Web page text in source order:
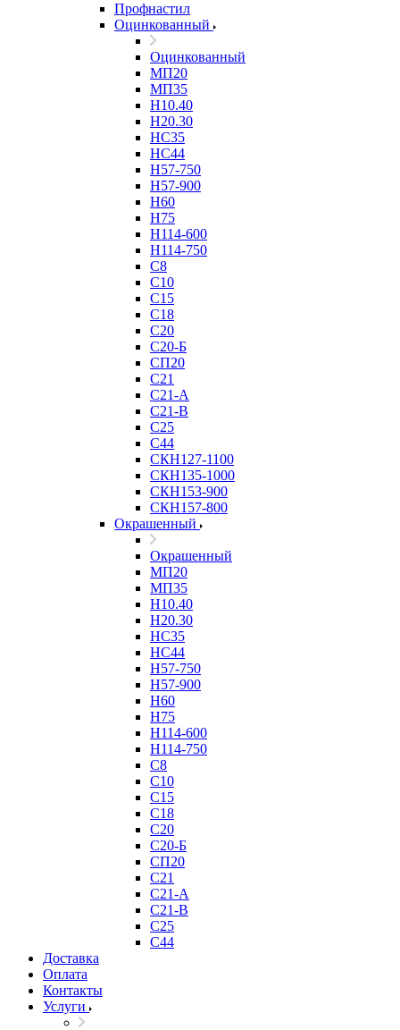
Профнастил
Оцинкованный
Оцинкованный
МП20
МП35
Н10.40
Н20.30
НС35
НС44
Н57-750
Н57-900
Н60
Н75
Н114-600
Н114-750
С8
С10
С15
С18
С20
С20-Б
СП20
С21
С21-А
С21-В
С25
С44
СКН127-1100
СКН135-1000
СКН153-900
СКН157-800
Окрашенный
Окрашенный
МП20
МП35
Н10.40
Н20.30
НС35
НС44
Н57-750
Н57-900
Н60
Н75
Н114-600
Н114-750
С8
С10
С15
С18
С20
С20-Б
СП20
С21
С21-А
С21-В
С25
С44
Доставка
Оплата
Контакты
Услуги